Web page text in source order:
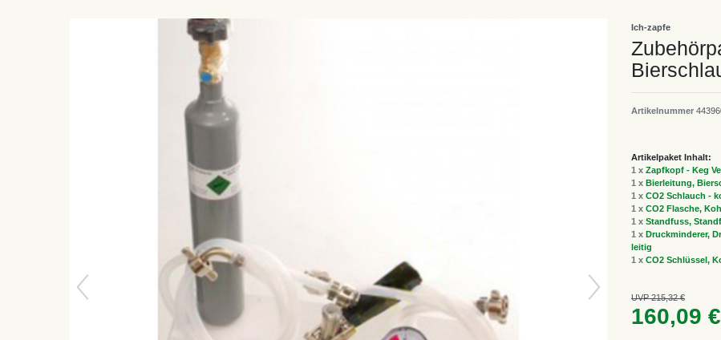
Ich-zapfe
Artikelnummer
Artikelpaket Inhalt:
1 x Zapfkopf - Keg
1 x Bierleitung,
1 x CO2 Schlauch -
1 x CO2 Flasche,
1 x Standfuss,
1 x Druckminderer,
leitig
1 x CO2 Schlüssel,
UVP 215,32 €
160,09 €